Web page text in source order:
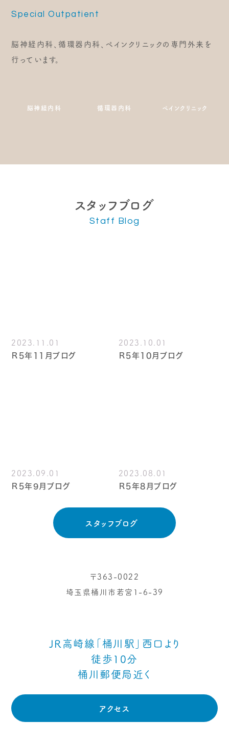
Special Outpatient
脳神経内科、循環器内科、ペインクリニックの専門外来を
行っています。
脳神経内科 循環器内科 ペインクリニック
スタッフブログ
Staff Blog
2023.11.01
Ｒ5年11月ブログ
2023.10.01
Ｒ5年10月ブログ
2023.09.01
Ｒ5年9月ブログ
2023.08.01
Ｒ5年8月ブログ
スタッフブログ
〒363-0022
埼玉県桶川市若宮1-6-39
JR高崎線「桶川駅」西口より
徒歩10分
桶川郵便局近く
アクセス